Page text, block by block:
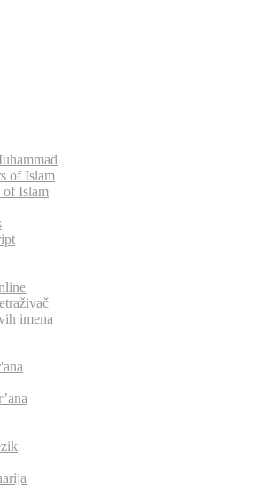
of Islam
of Islam
imena